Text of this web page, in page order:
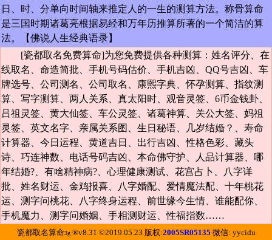
日、时、分单向时间轴来推定人的一生的测算方法。称骨算命
是三国时期诸葛亮根据易经和万年历推算所著的一个简洁的算
法。【佛说人生经典语录】
[瓷都取名免费算命]为您免费提供各种测算：姓名评分、在
线取名、命造简批、手机号码估价、手机吉凶、QQ号吉凶、车
牌选号、公司测名、公司取名、康熙字典、怀孕测算、指纹测
算、写字测算、两人关系、真太阳时、观音灵签、6币金钱卦、
吕祖灵签、黄大仙签、车公灵签、诸葛神算、关公大签、妈祖
灵签、英文名字、亲属关系图、生日秘语、几岁结婚？、寿命
计算器、今日运程、黄道吉日、出行吉凶、性格色彩、藏头
诗、巧连神数、电话号码吉凶、本命佛守护、人品计算器、哪
年结婚?、有啥精神病?、心理健康测试、花宫占卜、八字详
批、姓名财运、金鸡报喜、八字婚配、爱情魔法配、十年桃花
运、测字问桃花、八字终身运程、前世缘今生情、谁能配你、
手机魔力、测字问婚姻、手相测财运、性福指数……
瓷都取名算命3g®v8.31 ©2019.05.23 版权:2005SR05135 微信: yycidu